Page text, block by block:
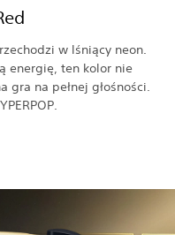
w lśniący neon.
energię, ten kolor nie
gra na pełnej głośności.